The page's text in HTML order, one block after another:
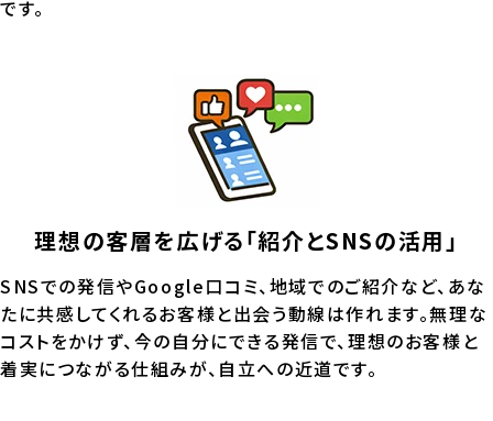
です。
理想の客層を広げる「紹介とSNSの活用」
SNSでの発信やGoogle口コミ、地域でのご紹介など、あな
たに共感してくれるお客様と出会う動線は作れます。無理な
コストをかけず、今の自分にできる発信で、理想のお客様と
着実につながる仕組みが、自立への近道です。